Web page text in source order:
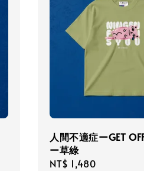
人間不適症ーGET
ー草綠
Regular
NT$ 1,480